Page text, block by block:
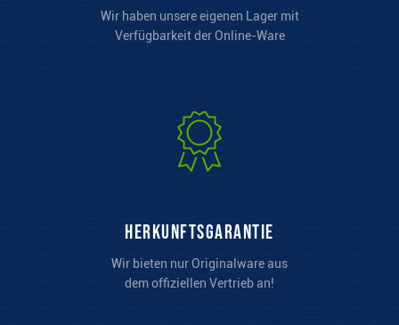
Wir haben unsere eigenen Lager mit
Verfügbarkeit der Online-Ware
Herkunftsgarantie
Wir bieten nur Originalware aus
dem offiziellen Vertrieb an!